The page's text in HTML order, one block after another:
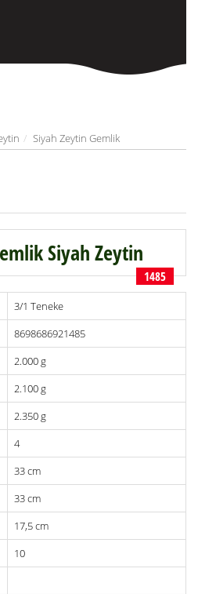
Siyah Zeytin Gemlik
Siyah Zeytin
1485
3/1 Teneke
8698686921485
2.000 g
2.100 g
2.350 g
4
33 cm
33 cm
17,5 cm
10